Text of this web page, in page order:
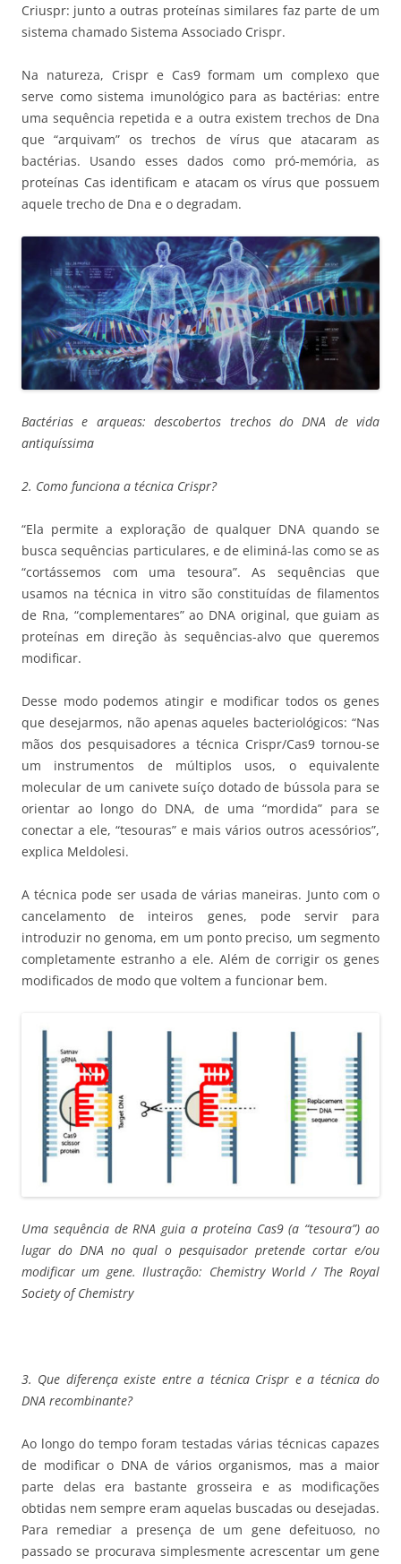
Criuspr: junto a outras proteínas similares faz parte de um
sistema chamado Sistema Associado Crispr.
Na natureza, Crispr e Cas9 formam um complexo que
serve como sistema imunológico para as bactérias: entre
uma sequência repetida e a outra existem trechos de Dna
que “arquivam” os trechos de vírus que atacaram as
bactérias. Usando esses dados como pró-memória, as
proteínas Cas identificam e atacam os vírus que possuem
aquele trecho de Dna e o degradam.
Bactérias e arqueas: descobertos trechos do DNA de vida
antiquíssima
2. Como funciona a técnica Crispr?
“Ela permite a exploração de qualquer DNA quando se
busca sequências particulares, e de eliminá-las como se as
“cortássemos com uma tesoura”. As sequências que
usamos na técnica in vitro são constituídas de filamentos
de Rna, “complementares” ao DNA original, que guiam as
proteínas em direção às sequências-alvo que queremos
modificar.
Desse modo podemos atingir e modificar todos os genes
que desejarmos, não apenas aqueles bacteriológicos: “Nas
mãos dos pesquisadores a técnica Crispr/Cas9 tornou-se
um instrumentos de múltiplos usos, o equivalente
molecular de um canivete suíço dotado de bússola para se
orientar ao longo do DNA, de uma “mordida” para se
conectar a ele, “tesouras” e mais vários outros acessórios”,
explica Meldolesi.
A técnica pode ser usada de várias maneiras. Junto com o
cancelamento de inteiros genes, pode servir para
introduzir no genoma, em um ponto preciso, um segmento
completamente estranho a ele. Além de corrigir os genes
modificados de modo que voltem a funcionar bem.
Uma sequência de RNA guia a proteína Cas9 (a “tesoura”) ao
lugar do DNA no qual o pesquisador pretende cortar e/ou
modificar um gene. Ilustração: Chemistry World / The Royal
Society of Chemistry
3. Que diferença existe entre a técnica Crispr e a técnica do
DNA recombinante?
Ao longo do tempo foram testadas várias técnicas capazes
de modificar o DNA de vários organismos, mas a maior
parte delas era bastante grosseira e as modificações
obtidas nem sempre eram aquelas buscadas ou desejadas.
Para remediar a presença de um gene defeituoso, no
passado se procurava simplesmente acrescentar um gene